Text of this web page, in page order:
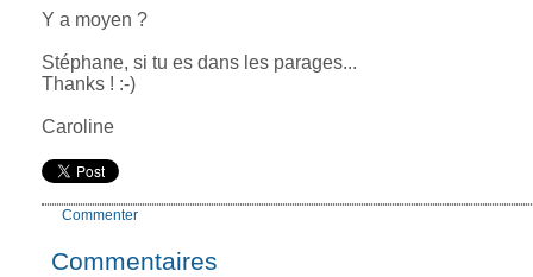
Y a moyen ?
Stéphane, si tu es dans les parages...
Thanks ! :-)
Caroline
Commenter
Commentaires